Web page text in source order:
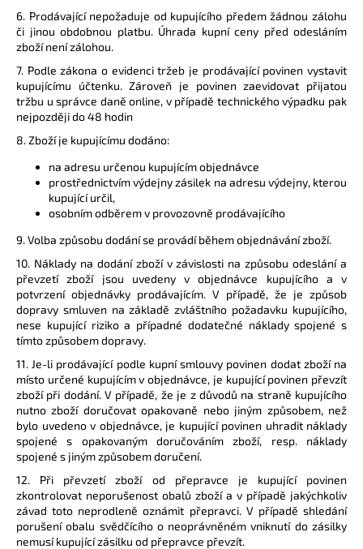
6. Prodávající nepožaduje od kupujícího předem žádnou zálohu
či jinou obdobnou platbu. Úhrada kupní ceny před odesláním
zboží není zálohou.
7. Podle zákona o evidenci tržeb je prodávající povinen vystavit
kupujícímu účtenku. Zároveň je povinen zaevidovat přijatou
tržbu u správce daně online, v případě technického výpadku pak
nejpozději do 48 hodin
8. Zboží je kupujícímu dodáno:
na adresu určenou kupujícím objednávce
prostřednictvím výdejny zásilek na adresu výdejny, kterou
kupující určil,
osobním odběrem v provozovně prodávajícího
9.Volba způsobu dodání se provádí během objednávání zboží.
10. Náklady na dodání zboží v závislosti na způsobu odeslání a
převzetí zboží jsou uvedeny v objednávce kupujícího a v
potvrzení objednávky prodávajícím. V případě, že je způsob
dopravy smluven na základě zvláštního požadavku kupujícího,
nese kupující riziko a případné dodatečné náklady spojené s
tímto způsobem dopravy.
11. Je-li prodávající podle kupní smlouvy povinen dodat zboží na
místo určené kupujícím v objednávce, je kupující povinen převzít
zboží při dodání. V případě, že je z důvodů na straně kupujícího
nutno zboží doručovat opakovaně nebo jiným způsobem, než
bylo uvedeno v objednávce, je kupující povinen uhradit náklady
spojené s opakovaným doručováním zboží, resp. náklady
spojené s jiným způsobem doručení.
12. Při převzetí zboží od přepravce je kupující povinen
zkontrolovat neporušenost obalů zboží a v případě jakýchkoliv
závad toto neprodleně oznámit přepravci. V případě shledání
porušení obalu svědčícího o neoprávněném vniknutí do zásilky
nemusí kupující zásilku od přepravce převzít.